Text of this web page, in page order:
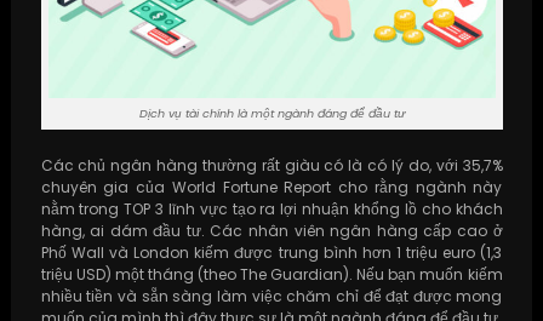
Dịch vụ tài chính là một ngành đáng để đầu tư
Các chủ ngân hàng thường rất giàu có là có lý do, với 35,7%
chuyên gia của World Fortune Report cho rằng ngành này
nằm trong TOP 3 lĩnh vực tạo ra lợi nhuận khổng lồ cho khách
hàng, ai dám đầu tư. Các nhân viên ngân hàng cấp cao ở
Phố Wall và London kiếm được trung bình hơn 1 triệu euro (1,3
triệu USD) một tháng (theo The Guardian). Nếu bạn muốn kiếm
nhiều tiền và sẵn sàng làm việc chăm chỉ để đạt được mong